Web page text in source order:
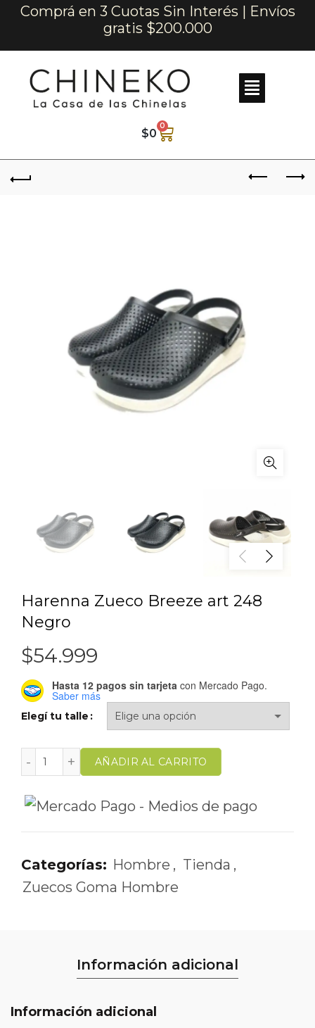
Comprá en 3 Cuotas Sin Interés | Envíos
gratis $200.000
$0
0
Harenna Zueco Breeze art 248
Negro
$54.999
Hasta 12 pagos sin tarjeta con Mercado Pago.
Saber más
Elegí tu talle
AÑADIR AL CARRITO
Categorías: Hombre , Tienda ,
Zuecos Goma Hombre
Información adicional
Información adicional